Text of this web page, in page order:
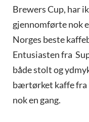
Brewers Cup, har
gjennomførte nok
Norges beste
Entusiasten fra
både stolt og
bærtørket kaffe fra
nok en gang.